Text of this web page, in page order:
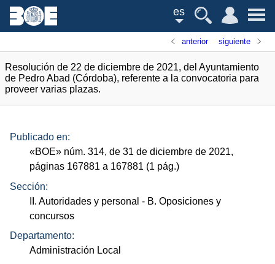
es
anterior siguiente
Resolución de 22 de diciembre de 2021, del Ayuntamiento
de Pedro Abad (Córdoba), referente a la convocatoria para
proveer varias plazas.
Publicado en:
«BOE» núm. 314, de 31 de diciembre de 2021,
páginas 167881 a 167881 (1 pág.)
Sección:
II. Autoridades y personal - B. Oposiciones y
concursos
Departamento:
Administración Local